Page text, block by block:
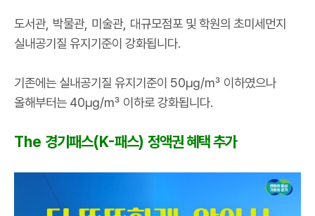
도서관, 박물관, 미술관, 대규모점포 및 학원의 초미세먼지
실내공기질 유지기준이 강화됩니다.
기존에는 실내공기질 유지기준이 50㎍/㎥ 이하였으나
올해부터는 40㎍/㎥ 이하로 강화됩니다.
The 경기패스(K-패스) 정액권 혜택 추가